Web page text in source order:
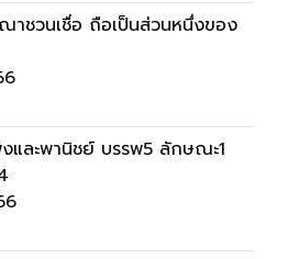
าชวนเชื่อ ถือเป็นส่วนหนึ่งของ
และพานิชย์ บรรพ5 ลักษณะ1